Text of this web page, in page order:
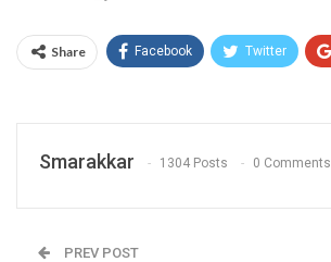
Share Facebook Twitter
Smarakkar 1304 Posts 0 Comments
PREV POST